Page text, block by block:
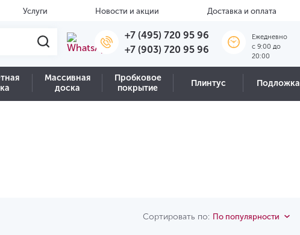
Услуги Новости и акции Доставка и оплата
+7 (495) 720 95 96
+7 (903) 720 95 96
Ежедневно
c 9:00 до
20:00
Массивная
доска
Пробковое
покрытие
Плинтус Подложка
Сортировать по: По популярности